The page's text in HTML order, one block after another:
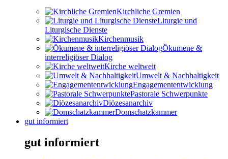
Kirchliche Gremien
Liturgie und
Liturgische Dienste
Kirchenmusik
Ökumene &
interreligiöser Dialog
Kirche weltweit
Umwelt & Nachhaltigkeit
Engagemententwicklung
Pastorale Schwerpunkte
Diözesanarchiv
Domschatzkammer
gut informiert
gut informiert